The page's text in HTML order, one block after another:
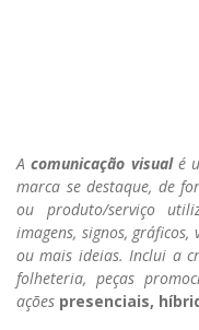
Acomunicação visualé
marca se destaque, de
ou produto/serviço
imagens, signos,
ou mais ideias. Inclui a
folheteria, peças
ações presenciais,